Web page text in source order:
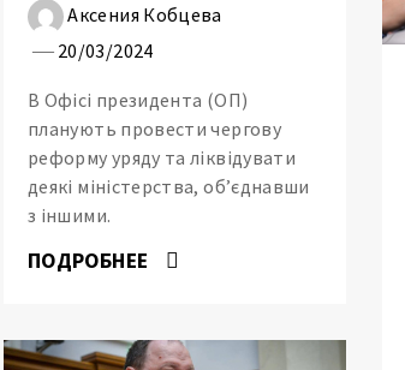
Аксения Кобцева
20/03/2024
В Офісі президента (ОП)
планують провести чергову
реформу уряду та ліквідувати
деякі міністерства, об’єднавши
з іншими.
ПОДРОБНЕЕ